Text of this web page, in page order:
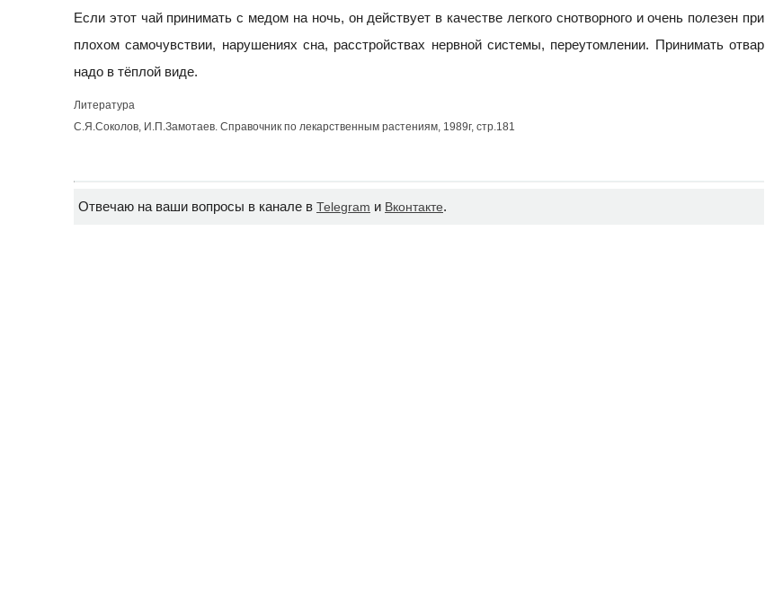
Если этот чай принимать с медом на ночь, он действует в качестве легкого снотворного и очень полезен при
плохом самочувствии, нарушениях сна, расстройствах нервной системы, переутомлении. Принимать отвар
надо в тёплой виде.
Литература
С.Я.Соколов, И.П.Замотаев. Справочник по лекарственным растениям, 1989г, стр.181
Отвечаю на ваши вопросы в канале в Telegram и Вконтакте.